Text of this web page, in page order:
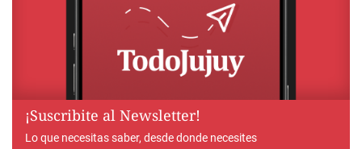
¡Suscribite al Newsletter!
Lo que necesitas saber, desde donde necesites